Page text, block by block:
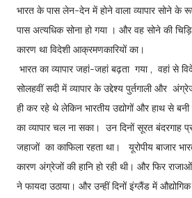
भारत के पास लेन-देन में होने वाला व्यापार सोने के
पास अत्यधिक सोना हो गया । और वह सोने की
कारण था विदेशी आक्रमणकारियों का।
भारत का व्यापार जहां-जहां बढ़ता गया , वहां से
सोलहवीं सदी में व्यापार के उद्देश्य पुर्तगाली और
ही कर रहे थे लेकिन भारतीय उद्योगों और हाथ से
का व्यापार चल ना सका। उन दिनों सूरत बंदरगाह
जहाजों का काफिला रहता था। यूरोपीय बाजार
कारण अंग्रेजों की हानि हो रही थी। और फिर
ने फायदा उठाया। और उन्हीं दिनों इंग्लैंड में